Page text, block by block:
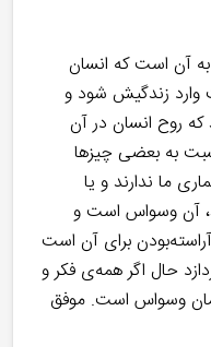
به آن است که انسان
وارد زندگیش شود و
روح انسان در آن
به بعضی چیزها
ما ندارند و یا
آن وسواس است و
برای آن است
حال اگر همه‌ی فکر و
وسواس است. موفق